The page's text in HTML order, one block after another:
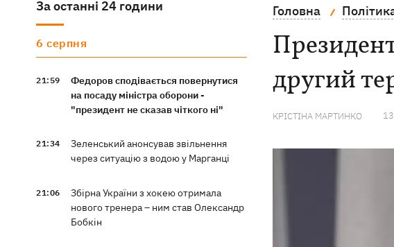
За останні 24 години
6 серпня
21:59
Федоров сподівається повернутися
на посаду міністра оборони -
"президент не сказав чіткого ні"
21:34
Зеленський анонсував звільнення
через ситуацію з водою у Марганці
21:06
Збірна України з хокею отримала
нового тренера – ним став Олександр
Бобкін
Головна
другий
КРІСТІНА МАРТИНКО